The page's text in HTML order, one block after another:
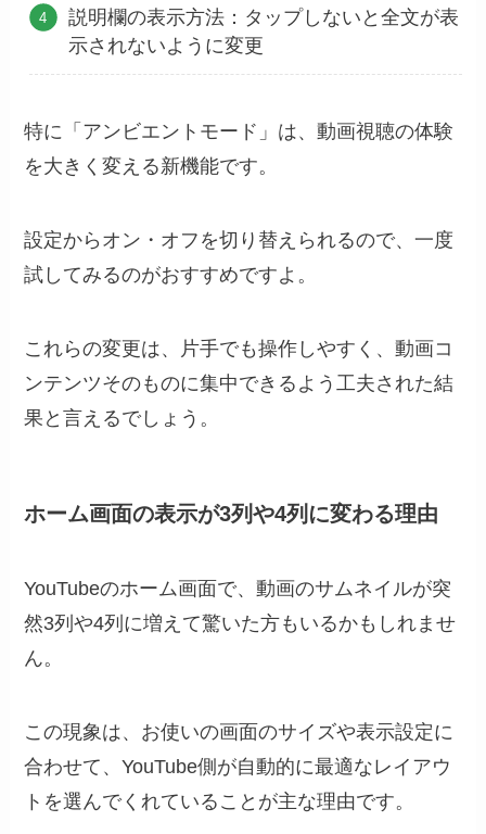
説明欄の表示方法：タップしないと全文が表
示されないように変更
特に「アンビエントモード」は、動画視聴の体験
を大きく変える新機能です。
設定からオン・オフを切り替えられるので、一度
試してみるのがおすすめですよ。
これらの変更は、片手でも操作しやすく、動画コ
ンテンツそのものに集中できるよう工夫された結
果と言えるでしょう。
ホーム画面の表示が3列や4列に変わる理由
YouTubeのホーム画面で、動画のサムネイルが突
然3列や4列に増えて驚いた方もいるかもしれませ
ん。
この現象は、お使いの画面のサイズや表示設定に
合わせて、YouTube側が自動的に最適なレイアウ
トを選んでくれていることが主な理由です。